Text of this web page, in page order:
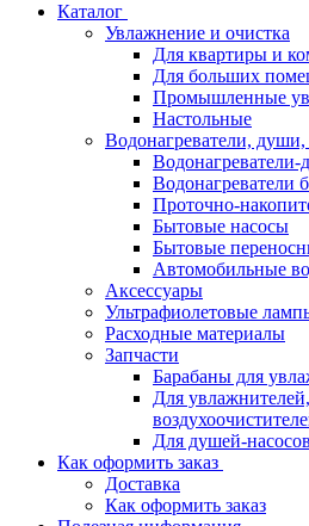
Каталог
Увлажнение и очистка
Для квартиры и
Для больших
Промышленные
Настольные
Водонагреватели,
Водонагреватели
Проточно-
Бытовые насосы
Бытовые
Автомобильные
Аксессуары
Ультрафиолетовые
Расходные материалы
Запчасти
Барабаны для
Для
Для душей-
Как оформить заказ
Доставка
Как оформить заказ